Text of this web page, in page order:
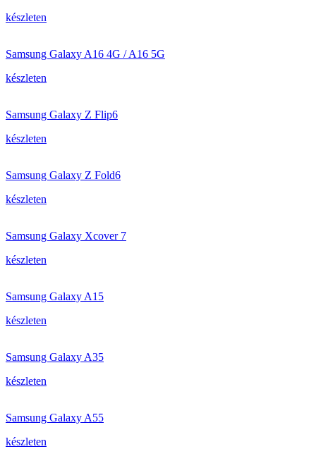
készleten
Samsung Galaxy A16 4G / A16 5G
készleten
Samsung Galaxy Z Flip6
készleten
Samsung Galaxy Z Fold6
készleten
Samsung Galaxy Xcover 7
készleten
Samsung Galaxy A15
készleten
Samsung Galaxy A35
készleten
Samsung Galaxy A55
készleten